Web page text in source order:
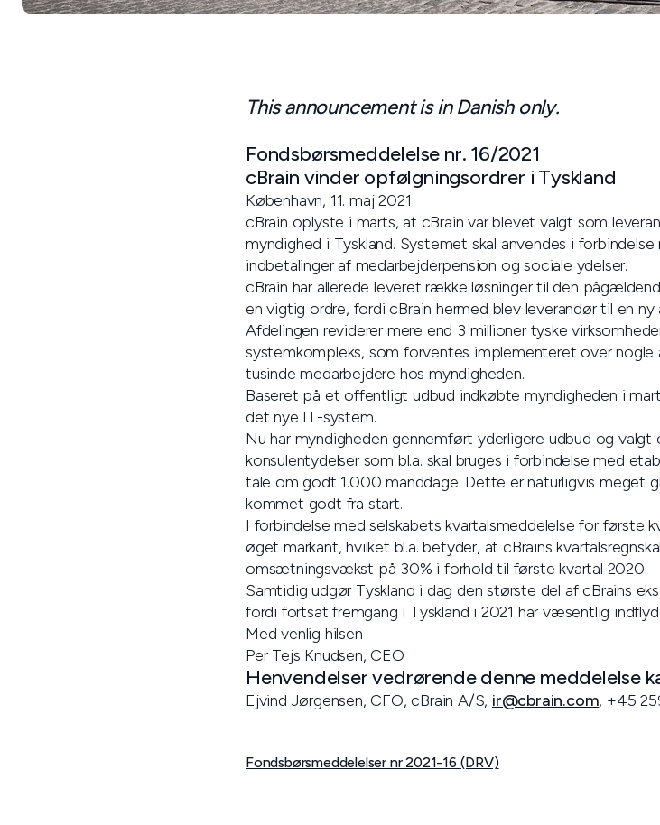
This announcement is in Danish only.
Fondsbørsmeddelelse nr. 16/2021
cBrain vinder opfølgningsordrer i Tyskland
København, 11. maj 2021
cBrain oplyste i marts, at cBrain var blevet valgt som
myndighed i Tyskland. Systemet skal anvendes i
indbetalinger af medarbejderpension og sociale ydelser.
cBrain har allerede leveret række løsninger til den
en vigtig ordre, fordi cBrain hermed blev leverandør til en
Afdelingen reviderer mere end 3 millioner tyske
systemkompleks, som forventes implementeret over
tusinde medarbejdere hos myndigheden.
Baseret på et offentligt udbud indkøbte myndigheden i
det nye IT-system.
Nu har myndigheden gennemført yderligere udbud og
konsulentydelser som bl.a. skal bruges i forbindelse med
tale om godt 1.000 manddage. Dette er naturligvis meget
kommet godt fra start.
I forbindelse med selskabets kvartalsmeddelelse for første
øget markant, hvilket bl.a. betyder, at cBrains
omsætningsvækst på 30% i forhold til første kvartal 2020.
Samtidig udgør Tyskland i dag den største del af cBrains
fordi fortsat fremgang i Tyskland i 2021 har væsentlig
Med venlig hilsen
Per Tejs Knudsen, CEO
Henvendelser vedrørende denne meddelelse
Ejvind Jørgensen, CFO, cBrain A/S, ir@cbrain.com, +45
Fondsbørsmeddelelser nr 2021-16 (DRV)